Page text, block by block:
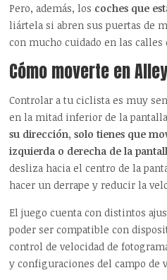
Pero, además, los coches que
liártela si abren sus puertas de
con mucho cuidado en las calles
Cómo moverte en
Controlar a tu ciclista es muy
en la mitad inferior de la pantalla
su dirección, solo tienes que
izquierda o derecha de la
desliza hacia el centro de la
hacer un derrape y reducir la
El juego cuenta con distintos
poder ser compatible con
control de velocidad de
y configuraciones del campo de